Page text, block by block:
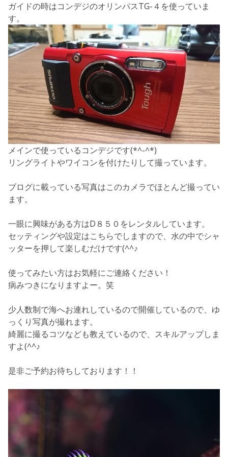
ガイドの時はコンデジのオリンパスTG-４を使っていま
す。
メインで使っているコンデジです(*^-^*)
リングライトやワイコンを付けたりして撮っています。
ブログに載っている写真はこのカメラでほとんど撮ってい
ます。
一眼に興味がある方はD８５０をレンタルしています。
セッティングや設定はこちらでしますので、水の中でシャ
ッターを押して楽しむだけです(^^♪
使ってみたい方はお気軽にご連絡ください！
病みつきになりますよー。笑
少人数制で海へお連れしているので開催しているので、ゆ
っくり写真が撮れます。
綺麗に撮るコツなども教えているので、スキルアップしま
すよ(^^♪
是非ご予約お待ちしております！！